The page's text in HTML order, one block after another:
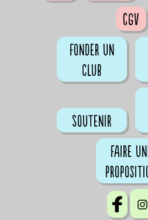
CGV
Fonder un
club
Soutenir
Faire